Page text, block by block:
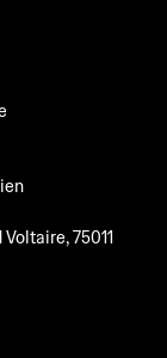
Voltaire, 75011